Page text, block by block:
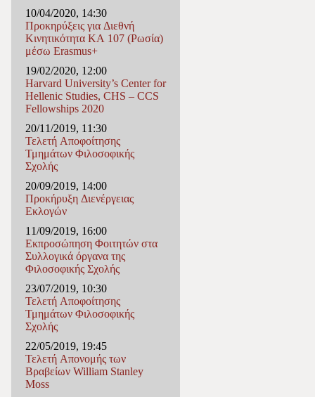
10/04/2020, 14:30
Προκηρύξεις για Διεθνή
Κινητικότητα ΚΑ 107 (Ρωσία)
μέσω Erasmus+
19/02/2020, 12:00
Harvard University’s Center for
Hellenic Studies, CHS – CCS
Fellowships 2020
20/11/2019, 11:30
Τελετή Αποφοίτησης
Τμημάτων Φιλοσοφικής
Σχολής
20/09/2019, 14:00
Προκήρυξη Διενέργειας
Εκλογών
11/09/2019, 16:00
Εκπροσώπηση Φοιτητών στα
Συλλογικά όργανα της
Φιλοσοφικής Σχολής
23/07/2019, 10:30
Τελετή Αποφοίτησης
Τμημάτων Φιλοσοφικής
Σχολής
22/05/2019, 19:45
Τελετή Απονομής των
Βραβείων William Stanley
Moss